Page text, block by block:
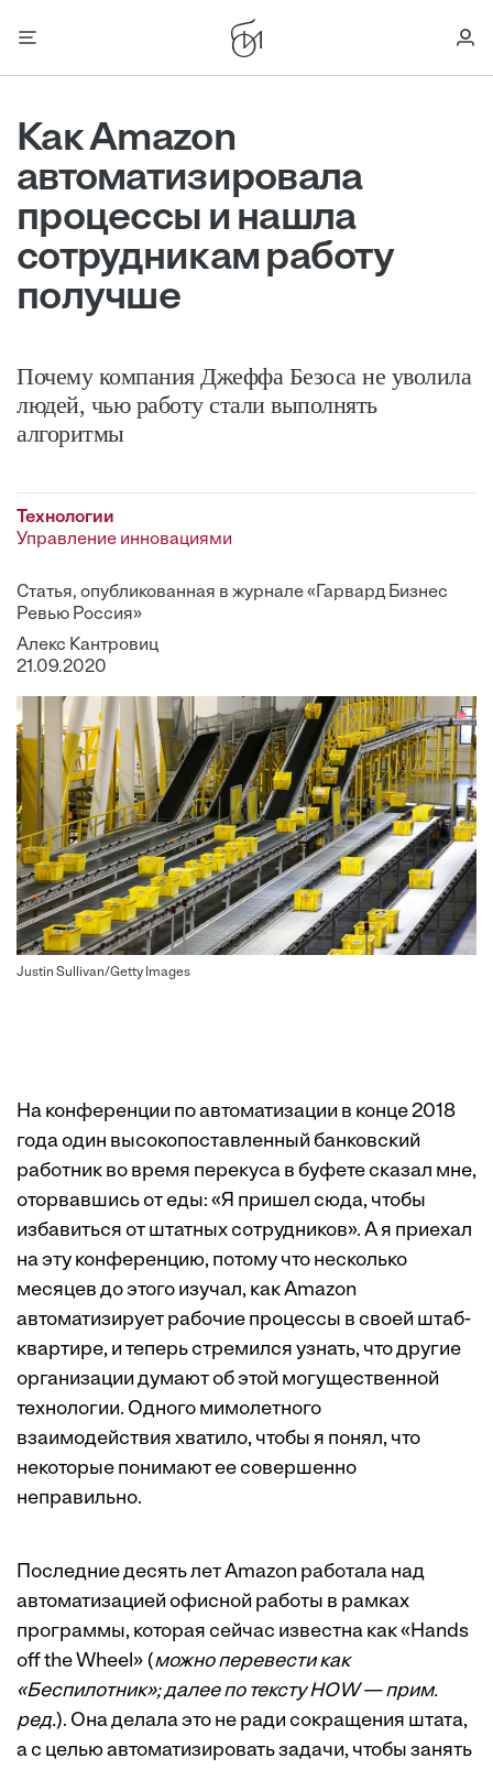
Как Amazon
автоматизировала
процессы и нашла
сотрудникам работу
получше
Почему компания Джеффа Безоса не уволила
людей, чью работу стали выполнять
алгоритмы
Технологии
Управление инновациями
Статья, опубликованная в журнале «Гарвард Бизнес
Ревью Россия»
Алекс Кантровиц
21.09.2020
Justin Sullivan/Getty Images
На конференции по автоматизации в конце 2018
года один высокопоставленный банковский
работник во время перекуса в буфете сказал мне,
оторвавшись от еды: «Я пришел сюда, чтобы
избавиться от штатных сотрудников». А я приехал
на эту конференцию, потому что несколько
месяцев до этого изучал, как Amazon
автоматизирует рабочие процессы в своей штаб-
квартире, и теперь стремился узнать, что другие
организации думают об этой могущественной
технологии. Одного мимолетного
взаимодействия хватило, чтобы я понял, что
некоторые понимают ее совершенно
неправильно.
Последние десять лет Amazon работала над
автоматизацией офисной работы в рамках
программы, которая сейчас известна как «Hands
off the Wheel» (можно перевести как
«Беспилотник»; далее по тексту HOW — прим.
ред.). Она делала это не ради сокращения штата,
а с целью автоматизировать задачи, чтобы занять